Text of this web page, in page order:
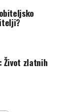
Život zlatnih